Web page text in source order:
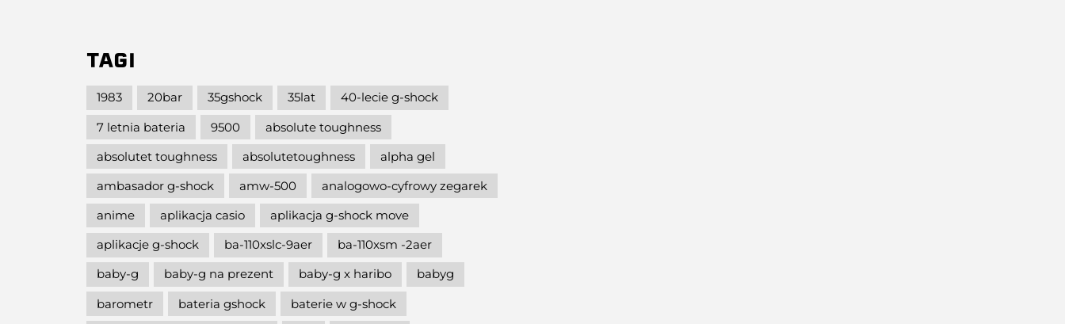
TAGI
1983 20bar 35gshock 35lat
40-lecie g-shock
7 letnia bateria
9500
absolute toughness
absolutet toughness
absolutetoughness
alpha gel
ambasador g-shock
amw-500
analogowo-cyfrowy zegarek
anime
aplikacja casio
aplikacja g-shock move
aplikacje g-shock
ba-110xslc-9aer
ba-110xsm -2aer
baby-g
baby-g na prezent baby-g x haribo
babyg
barometr
bateria gshock
baterie w g-shock